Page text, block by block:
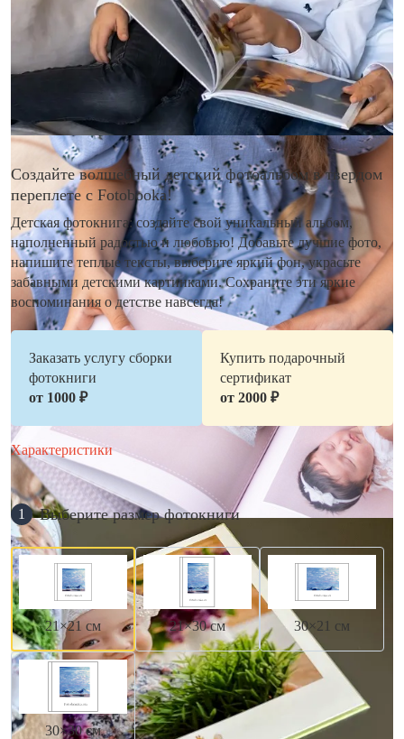
Создайте волшебный детский фотоальбом в твердом
переплете с Fotobooka!
Детская фотокнига: создайте свой уникальный альбом,
наполненный радостью и любовью! Добавьте лучшие фото,
напишите теплые тексты, выберите яркий фон, украсьте
забавными детскими картинками. Сохраните эти яркие
воспоминания о детстве навсегда!
Заказать услугу сборки
фотокниги
от 1000 ₽
Купить подарочный
сертификат
от 2000 ₽
Характеристики
1 Выберите размер фотокниги
21×21 см 21×30 см 30×21 см
30×30 см